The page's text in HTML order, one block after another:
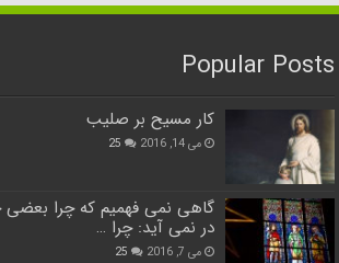
Popular Posts
کار مسیح بر صلیب
می 14, 2016 25
گاهی نمی فهمیم که چرا
در نمی آید: چرا …
می 7, 2016 25